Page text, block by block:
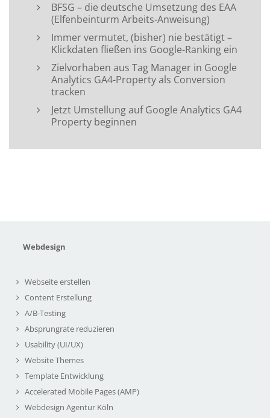
BFSG – die deutsche Umsetzung des EAA
(Elfenbeinturm Arbeits-Anweisung)
Immer vermutet, (bisher) nie bestätigt –
Klickdaten fließen ins Google-Ranking ein
Zielvorhaben aus Tag Manager in Google
Analytics GA4-Property als Conversion
tracken
Jetzt Umstellung auf Google Analytics GA4
Property beginnen
Webdesign
Webseite erstellen
Content Erstellung
A/B-Testing
Absprungrate reduzieren
Usability (UI/UX)
Website Themes
Template Entwicklung
Accelerated Mobile Pages (AMP)
Webdesign Agentur Köln